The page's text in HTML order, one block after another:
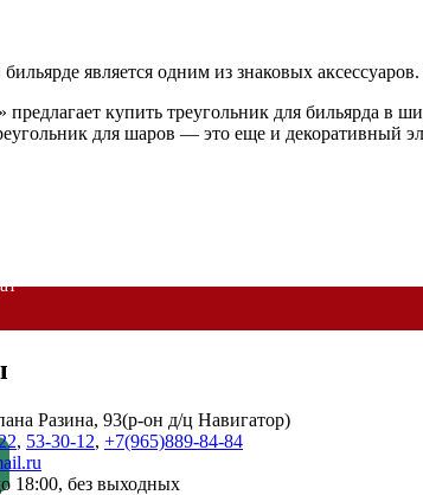
является одним из знаковых
купить треугольник для бильярда в
для шаров — это еще и декоративный
год или день рождения
Разина, 93(р-он д/ц Навигатор)
, 53-30-12, +7(965)889-84-84
18:00, без выходных